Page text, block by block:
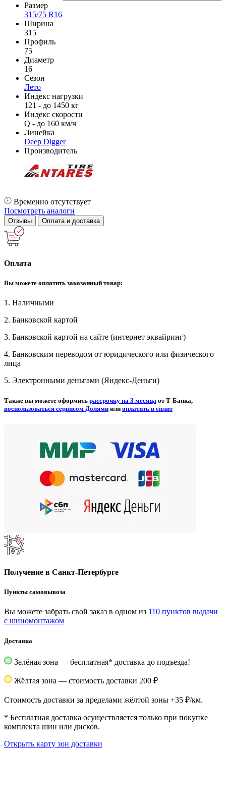
Размер
315/75 R16
Ширина
315
Профиль
75
Диаметр
16
Сезон
Лето
Индекс нагрузки
121 - до 1450 кг
Индекс скорости
Q - до 160 км/ч
Линейка
Deep Digger
Производитель
Временно отсутствует
Посмотреть аналоги
Отзывы Оплата и доставка
Оплата
Вы можете оплатить заказанный товар:
1. Наличными
2. Банковской картой
3. Банковской картой на сайте (интернет эквайринг)
4. Банковским переводом от юридического или физического
лица
5. Электронными деньгами (Яндекс-Деньги)
Также вы можете оформить рассрочку на 3 месяца от Т-Банка,
воспользоваться сервисом Долями или оплатить в сплит
Получение в Санкт-Петербурге
Пункты самовывоза
Вы можете забрать свой заказ в одном из 110 пунктов выдачи
с шиномонтажом
Доставка
Зелёная зона — бесплатная* доставка до подъезда!
Жёлтая зона — стоимость доставки 200 ₽
Стоимость доставки за пределами жёлтой зоны +35 ₽/км.
* Бесплатная доставка осуществляется только при покупке
комплекта шин или дисков.
Открыть карту зон доставки